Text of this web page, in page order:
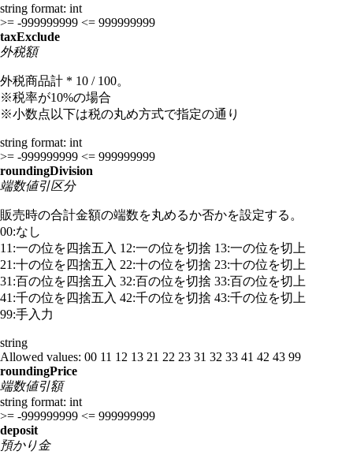
string format: int
>= -999999999 <= 999999999
taxExclude
外税額
外税商品計 * 10 / 100。
※税率が10%の場合
※小数点以下は税の丸め方式で指定の通り
string format: int
>= -999999999 <= 999999999
roundingDivision
端数値引区分
販売時の合計金額の端数を丸めるか否かを設定する。
00:なし
11:一の位を四捨五入 12:一の位を切捨 13:一の位を切上
21:十の位を四捨五入 22:十の位を切捨 23:十の位を切上
31:百の位を四捨五入 32:百の位を切捨 33:百の位を切上
41:千の位を四捨五入 42:千の位を切捨 43:千の位を切上
99:手入力
string
Allowed values: 00 11 12 13 21 22 23 31 32 33 41 42 43 99
roundingPrice
端数値引額
string format: int
>= -999999999 <= 999999999
deposit
預かり金